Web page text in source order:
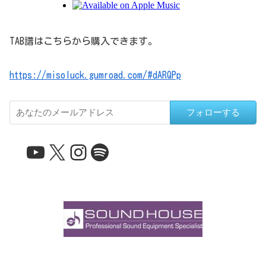
TAB譜はこちらから購入できます。
https://misoluck.gumroad.com/#dARQPp
フォローする
YouTube
X Instagram
Spotify